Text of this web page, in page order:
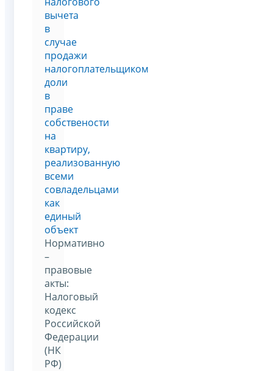
вычета
в
случае
продажи
налогоплательщиком
доли
в
праве
собствености
на
квартиру,
реализованную
всеми
совладельцами
как
единый
объект
Нормативно
–
правовые
акты:
Налоговый
кодекс
Российской
Федерации
(НК
РФ)